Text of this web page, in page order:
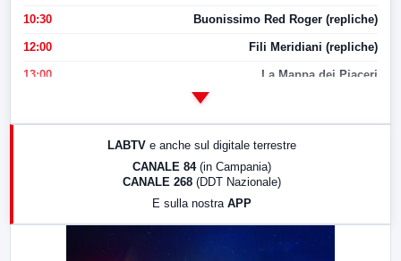
10:30 Buonissimo Red Roger (repliche)
12:00 Fili Meridiani (repliche)
13:00 La Mappa dei Piaceri
LABTV e anche sul digitale terrestre
CANALE 84 (in Campania)
CANALE 268 (DDT Nazionale)
E sulla nostra APP